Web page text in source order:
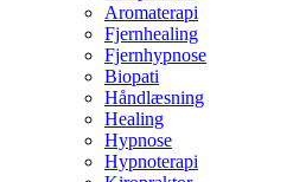
Aromaterapi
Fjernhealing
Fjernhypnose
Biopati
Håndlæsning
Healing
Hypnose
Hypnoterapi